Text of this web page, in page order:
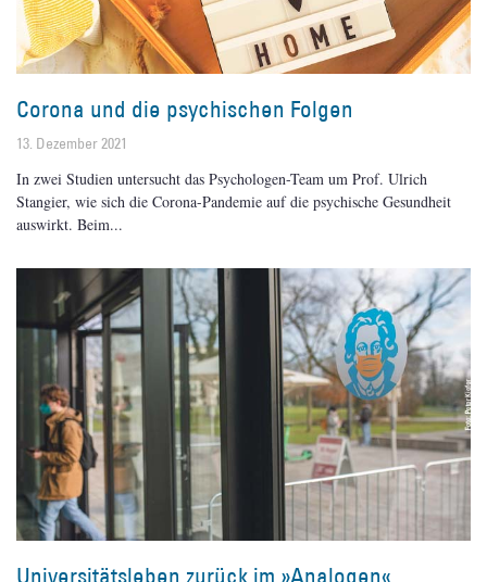
Corona und die psychischen Folgen
13. Dezember 2021
In zwei Studien untersucht das Psychologen-Team um Prof. Ulrich
Stangier, wie sich die Corona-Pandemie auf die psychische Gesundheit
auswirkt. Beim
Universitätsleben zurück im »Analogen«